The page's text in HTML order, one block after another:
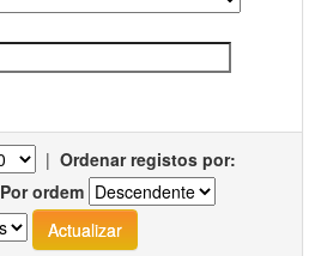
| Ordenar registos por:
Por ordem